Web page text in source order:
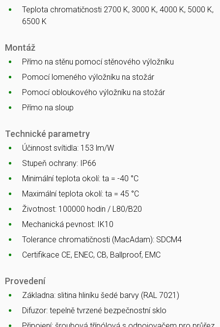
Teplota chromatičnosti 2700 K, 3000 K, 4000 K, 5000 K,
6500 K
Montáž
Přímo na stěnu pomocí stěnového výložníku
Pomocí lomeného výložníku na stožár
Pomocí obloukového výložníku na stožár
Přímo na sloup
Technické parametry
Účinnost svítidla: 153 lm/W
Stupeň ochrany: IP66
Minimální teplota okolí: ta = -40 °C
Maximální teplota okolí: ta = 45 °C
Životnost: 100000 hodin / L80/B20
Mechanická pevnost: IK10
Tolerance chromatičnosti (MacAdam): SDCM4
Certifikace CE, ENEC, CB, Ballproof, EMC
Provedení
Základna: slitina hliníku šedé barvy (RAL 7021)
Difuzor: tepelně tvrzené bezpečnostní sklo